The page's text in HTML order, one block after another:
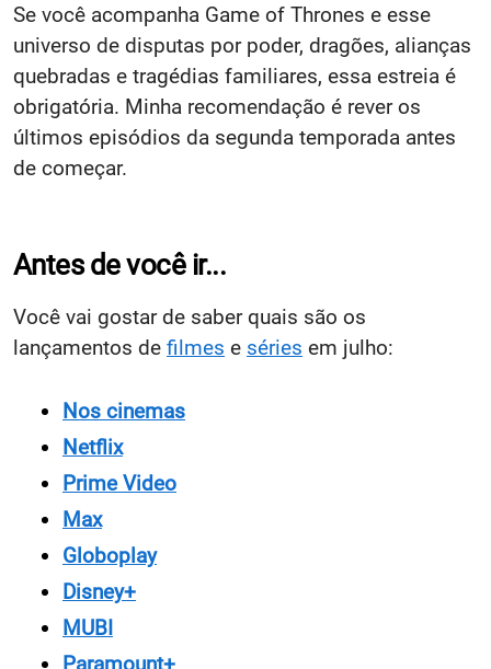
Se você acompanha Game of Thrones e esse
universo de disputas por poder, dragões, alianças
quebradas e tragédias familiares, essa estreia é
obrigatória. Minha recomendação é rever os
últimos episódios da segunda temporada antes
de começar.
Antes de você ir...
Você vai gostar de saber quais são os
lançamentos de filmes e séries em julho:
Nos cinemas
Netflix
Prime Video
Max
Globoplay
Disney+
MUBI
Paramount+